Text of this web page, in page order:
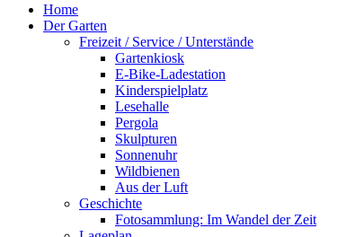
Home
Der Garten
Freizeit / Service / Unterstände
Gartenkiosk
E-Bike-Ladestation
Kinderspielplatz
Lesehalle
Pergola
Skulpturen
Sonnenuhr
Wildbienen
Aus der Luft
Geschichte
Fotosammlung: Im Wandel der Zeit